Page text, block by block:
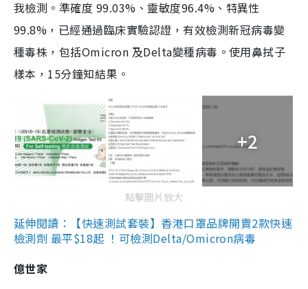
我檢測。準確度 99.03%、靈敏度96.4%、特異性
99.8%，已經通過臨床實驗認證，有效檢測新冠病毒變
種毒株，包括Omicron 及Delta變種病毒。使用鼻拭子
樣本，15分鐘知結果。
+2
點擊圖片放大
延伸閱讀：【快速測試套裝】香港口罩品牌開賣2款快速
檢測劑 最平$18起 ！可檢測Delta/Omicron病毒
億世家